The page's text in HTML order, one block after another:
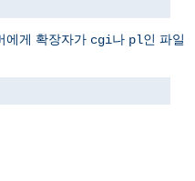
에게 확장자가 cgi나 pl인 파일